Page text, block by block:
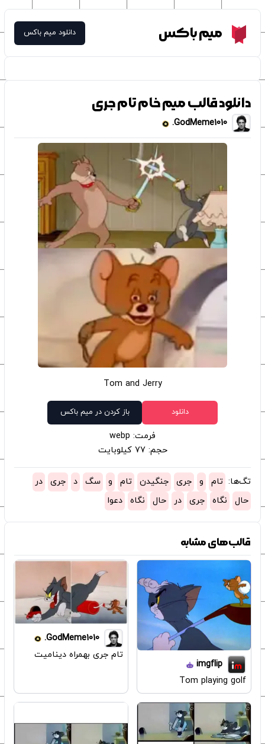
Meme Boxمیم باکس دانلود میم باکس
دانلود قالب میم خام تام جری
GodMeme1010.
Tom and Jerry
دانلود باز کردن در میم باکس
فرمت: webp
حجم: 77 کیلوبایت
تگ‌ها: تام و جری جنگیدن تام و سگ د جری
در
حال
نگاه جری در حال نگاه دعوا
قالب‌های مشابه
imgflip
Tom playing golf
GodMeme1010.
تام جری بهمراه دینامیت